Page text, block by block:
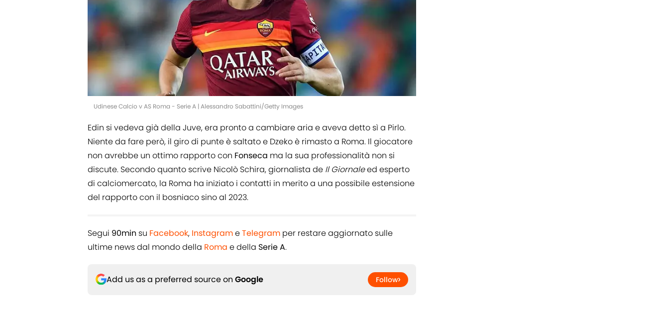
Udinese Calcio v AS Roma - Serie A | Alessandro Sabattini/Getty Images
Edin si vedeva già della Juve, era pronto a cambiare aria e aveva detto sì a Pirlo.
Niente da fare però, il giro di punte è saltato e Dzeko è rimasto a Roma. Il giocatore
non avrebbe un ottimo rapporto con Fonseca ma la sua professionalità non si
discute. Secondo quanto scrive Nicolò Schira, giornalista de Il Giornaleed esperto
di calciomercato, la Roma ha iniziato i contatti in merito a una possibile estensione
del rapporto con il bosniaco sino al 2023.
Segui 90min su Facebook, InstagrameTelegram per restare aggiornato sulle
ultime news dal mondo della Roma e della Serie A.
Add us as a preferred source on Google Follow